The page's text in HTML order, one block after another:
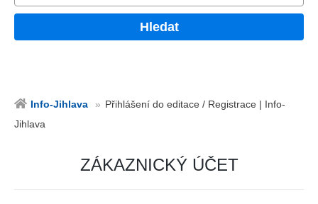
Hledat
Info-Jihlava
Přihlášení do editace / Registrace | Info-
Jihlava
ZÁKAZNICKÝ ÚČET